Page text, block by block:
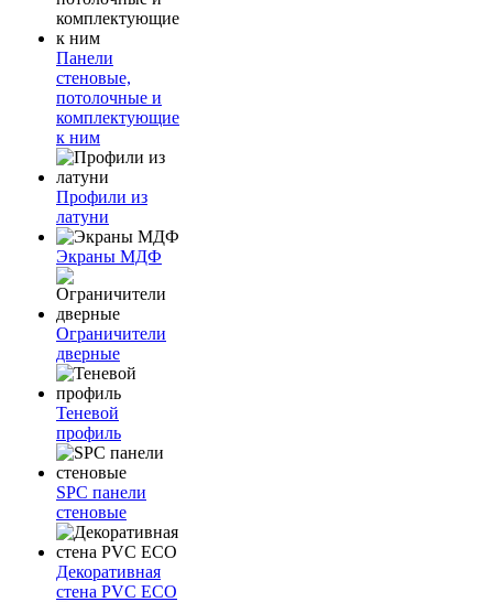
Панели
стеновые,
потолочные и
комплектующие
к ним
Профили из
латуни
Экраны МДФ
Ограничители
дверные
Теневой
профиль
SPC панели
стеновые
Декоративная
стена PVC ECO